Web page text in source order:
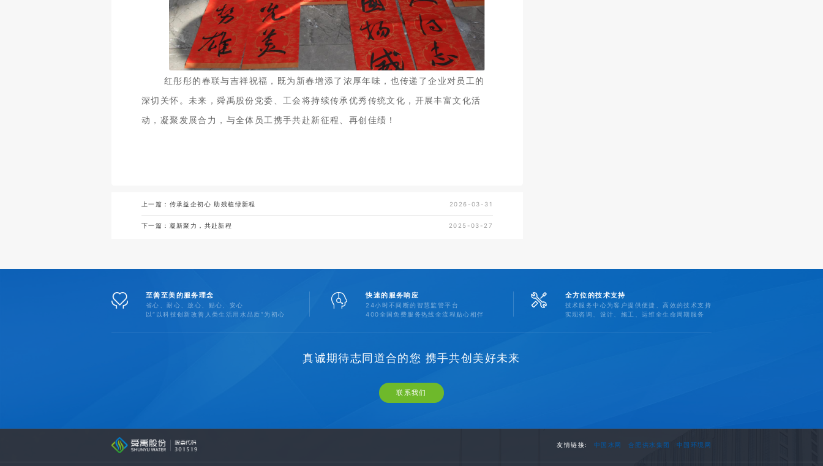
红彤彤的春联与吉祥祝福，既为新春增添了浓厚年味，也传递了企业对员工的
深切关怀。未来，舜禹股份党委、工会将持续传承优秀传统文化，开展丰富文化活
动，凝聚发展合力，与全体员工携手共赴新征程、再创佳绩！
上一篇： 传承益企初心 助残植绿新程 2026-03-31
下一篇： 凝新聚力，共赴新程 2025-03-27
至善至美的服务理念
省心、耐心、放心、贴心、安心
以“以科技创新改善人类生活用水品质”为初心
快速的服务响应
24小时不间断的智慧监管平台
400全国免费服务热线全流程贴心相伴
全方位的技术支持
技术服务中心为客户提供便捷、高效的技术支持
实现咨询、设计、施工、运维全生命周期服务
真诚期待志同道合的您 携手共创美好未来
联系我们
友情链接: 中国水网 合肥供水集团 中国环境网